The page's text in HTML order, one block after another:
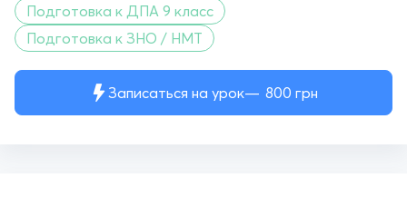
Записаться на урок 800 грн
Подготовка к ДПА 9 класс
Подготовка к ЗНО / НМТ